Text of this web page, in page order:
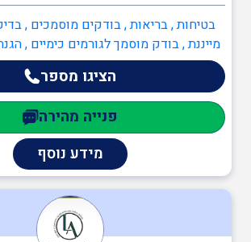
יועץ הגנת הסביבה
יועץ ISO 14001
מהנדסי סביבה
ממונה קרינה מייננת
בטיחות , בריאות , בודקים מוסמכים ,
מייננת , בודק מוסמך לגורמים כימיים ,
חומ"ס (חומרים מסוכנים) , יועץ הגנת
מוסמכות , מעבדה מוסמכת לביצוע
מוסמכת לביצוע בדיקות סביבתיות
מוסמכת לביצוע אנליזה , מעבדה מוסמכת
חיצונית
הציגו מספר
פנייה מהירה
מידע נוסף